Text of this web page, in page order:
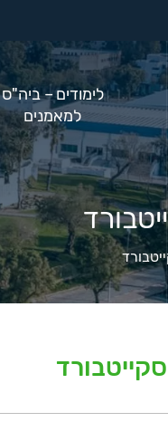
לימודים – ביה"ס
למאמנים